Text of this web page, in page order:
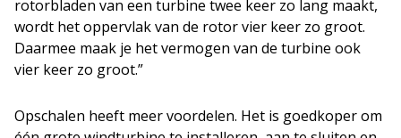
rotorbladen van een turbine twee keer zo lang maakt,
wordt het oppervlak van de rotor vier keer zo groot.
Daarmee maak je het vermogen van de turbine ook
vier keer zo groot.”
Opschalen heeft meer voordelen. Het is goedkoper om